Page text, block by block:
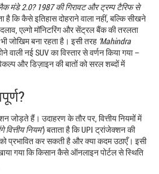
मंडे 2.0? 1987 की गिरावट और ट्रम्प टैरिफ से
है कि कैसे इतिहास दोहराने वाला नहीं, बल्कि सीखने
एल्गो मॉनिटरिंग और सेंट्रल बैंक की तरलता
जोखिम बना रहता है। इसी तरह ‘Mahindra
नई SUV का विस्तार से वर्णन किया गया –
और डिज़ाइन की बातों को सरल शब्दों में
जोड़ते हैं। उदाहरण के तौर पर, वित्तीय नियमों में
नियम’) बताता है कि UPI ट्रांजेक्शन की
प्रभावित कर सकती है और क्या कदम उठाएँ। इसी
गया कि किसान कैसे ऑनलाइन पोर्टल से स्थिति